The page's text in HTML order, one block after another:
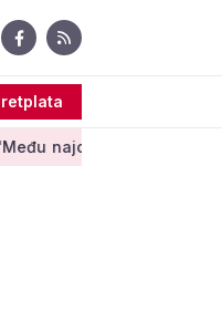
su izrazima